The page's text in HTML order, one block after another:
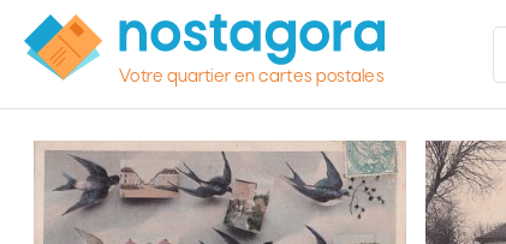
Votre quartier en cartes postales